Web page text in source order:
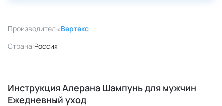
Производитель:Вертекс
Страна:Россия
Инструкция Алерана Шампунь для мужчин
Ежедневный уход